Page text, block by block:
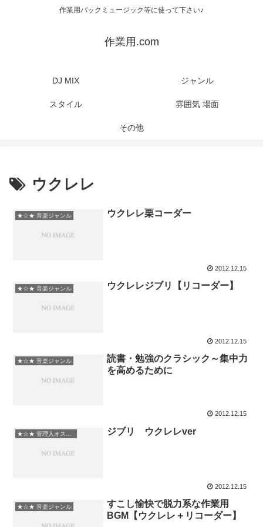
作業用バックミュージック等に使って下さい♪
作業用.com
DJ MIX ジャンル
スタイル 雰囲気 場面
その他
ウクレレ
★☆★ 音楽ジャンル ウクレレ栗コーダー
2012.12.15
★☆★ 音楽ジャンル ウクレレジブリ【リコーダー】
2012.12.15
★☆★ 音楽ジャンル
読書・勉強のクラシック～集中力
を高めるために
2012.12.15
ジブリ ウクレレver
2012.12.15
★☆★ 音楽ジャンル
すこし愉快で脱力系な作業用
BGM【ウクレレ＋リコーダー】